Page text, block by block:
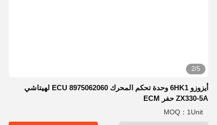
2/5
أيزوزو 6HK1 وحدة تحكم المحرك ECU 8975062060 لهيتاشي
ZX330-5A حفر ECM
MOQ：1Unit